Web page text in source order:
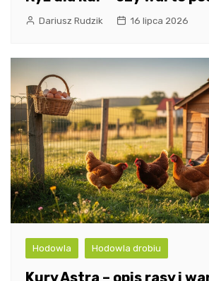
Dariusz Rudzik 16 lipca 2026
Hodowla Hodowla drobiu